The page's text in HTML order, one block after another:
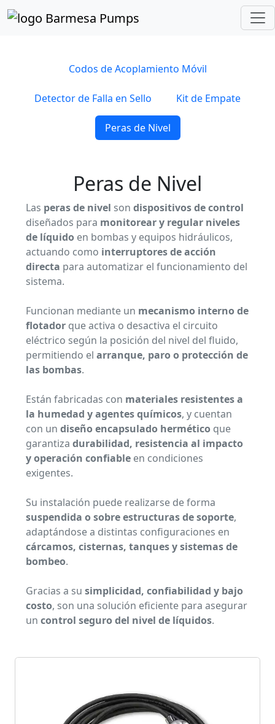
Inicio Catálogo de Productos
Codos de Acoplamiento Móvil
Detector de Falla en Sello Kit de Empate
Peras de Nivel
Peras de Nivel
Las peras de nivel son dispositivos de control
diseñados para monitorear y regular niveles
de líquidoen bombas y equipos hidráulicos,
actuando como interruptores de acción
directa para automatizar el funcionamiento del
sistema.
Funcionan mediante un mecanismo interno de
flotadorque activa o desactiva el circuito
eléctrico según la posición del nivel del fluido,
permitiendo el arranque, paro o protección de
las bombas.
Están fabricadas con materiales resistentes a
la humedad y agentes químicos, y cuentan
con un diseño encapsulado herméticoque
garantiza durabilidad, resistencia al impacto
y operación confiableen condiciones
exigentes.
Su instalación puede realizarse de forma
suspendida o sobre estructuras de soporte,
adaptándose a distintas configuraciones en
cárcamos, cisternas, tanques y sistemas de
bombeo.
Gracias a su simplicidad, confiabilidad y bajo
costo, son una solución eficiente para asegurar
un control seguro del nivel de líquidos.